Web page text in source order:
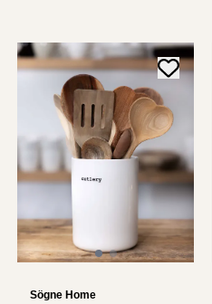
Sögne Home